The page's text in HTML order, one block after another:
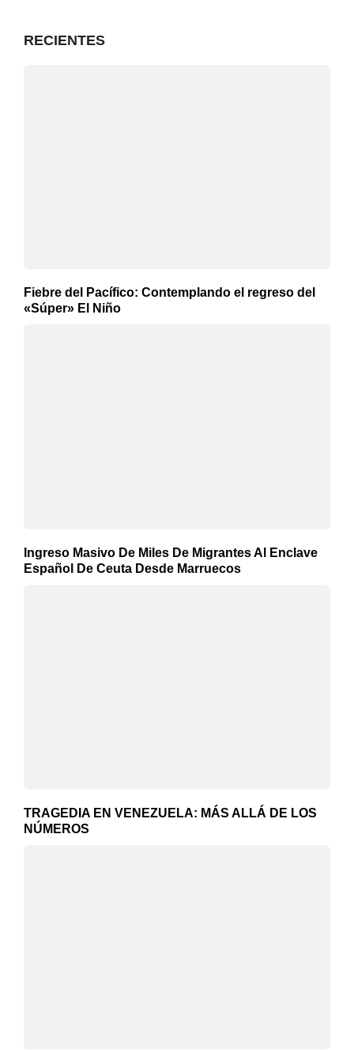
RECIENTES
Fiebre del Pacífico: Contemplando el regreso del
«Súper» El Niño
Ingreso Masivo De Miles De Migrantes Al Enclave
Español De Ceuta Desde Marruecos
TRAGEDIA EN VENEZUELA: MÁS ALLÁ DE LOS
NÚMEROS